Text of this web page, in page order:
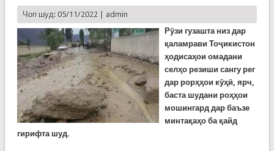
Чоп шуд: 05/11/2022 | admin
Рӯзи гузашта низ дар
қаламрави Тоҷикистон
ҳодисаҳои омадани
селҳо резиши сангу рег
дар рорҳҳои кӯҳӣ, ярч,
баста шудани роҳҳои
мошингард дар баъзе
минтақаҳо ба қайд
гирифта шуд.